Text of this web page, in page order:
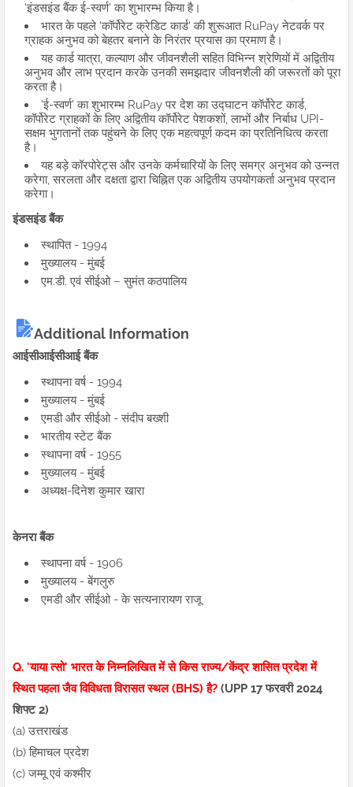
'इंडसइंड बैंक ई-स्वर्ण' का शुभारम्भ किया है।
भारत के पहले 'कॉर्पोरेट क्रेडिट कार्ड' की शुरूआत RuPay नेटवर्क पर
ग्राहक अनुभव को बेहतर बनाने के निरंतर प्रयास का प्रमाण है।
यह कार्ड यात्रा, कल्याण और जीवनशैली सहित विभिन्न श्रेणियों में अद्वितीय
अनुभव और लाभ प्रदान करके उनकी समझदार जीवनशैली की जरूरतों को पूरा
करता है।
'ई-स्वर्ण' का शुभारम्भ RuPay पर देश का उद्घाटन कॉर्पोरेट कार्ड,
कॉर्पोरेट ग्राहकों के लिए अद्वितीय कॉर्पोरेट पेशकशों, लाभों और निर्बाध UPI-
सक्षम भुगतानों तक पहुंचने के लिए एक महत्वपूर्ण कदम का प्रतिनिधित्व करता
है।
यह बड़े कॉरपोरेट्स और उनके कर्मचारियों के लिए समग्र अनुभव को उन्नत
करेगा, सरलता और दक्षता द्वारा चिह्नित एक अद्वितीय उपयोगकर्ता अनुभव प्रदान
करेगा।
इंडसइंड बैंक
स्थापित - 1994
मुख्यालय - मुंबई
एम.डी. एवं सीईओ – सुमंत कठपालिय
Additional Information
आईसीआईसीआई बैंक
स्थापना वर्ष - 1994
मुख्यालय - मुंबई
एमडी और सीईओ - संदीप बख्शी
भारतीय स्टेट बैंक
स्थापना वर्ष - 1955
मुख्यालय - मुंबई
अध्यक्ष-दिनेश कुमार खारा
केनरा बैंक
स्थापना वर्ष - 1906
मुख्यालय - बेंगलुरु
एमडी और सीईओ - के सत्यनारायण राजू
Q. 'याया त्सो' भारत के निम्नलिखित में से किस राज्य/केंद्र शासित प्रदेश में
स्थित पहला जैव विविधता विरासत स्थल (BHS) है? (UPP 17 फरवरी 2024
शिफ्ट 2)
(a) उत्तराखंड
(b) हिमाचल प्रदेश
(c) जम्मू एवं कश्मीर